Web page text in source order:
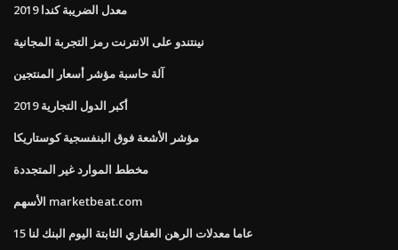
معدل الضريبة كندا 2019
نينتندو على الانترنت رمز التجربة المجانية
آلة حاسبة مؤشر أسعار المنتجين
أكبر الدول التجارية 2019
مؤشر الأشعة فوق البنفسجية كوستاريكا
مخطط الموارد غير المتجددة
الأسهم marketbeat.com
15 عاما معدلات الرهن العقاري الثابتة اليوم البنك لنا